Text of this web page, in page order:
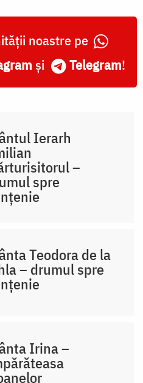
noastre pe
și Telegram!
Ierarh
–
spre
Teodora de la
– drumul spre
Irina –